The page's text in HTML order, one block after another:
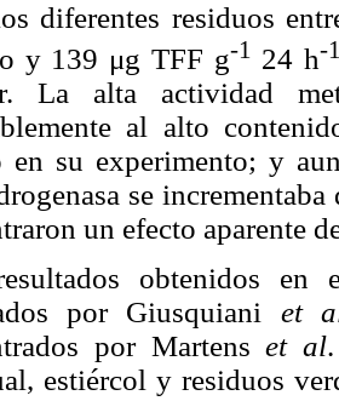
diferentes residuos
y 139 μg TFF g-1 24 h-
La alta actividad
al alto
en su experimento; y
se
un efecto aparente
obtenidos en
por Giusquiani et
por Martenset al
estiércol y residuos